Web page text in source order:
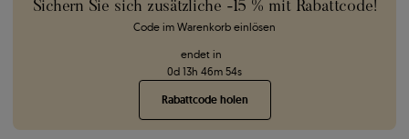
Sichern Sie sich zusätzliche -15 % mit Rabattcode!
Code im Warenkorb einlösen
endet in
0d 13h 46m 53s
Rabattcode holen